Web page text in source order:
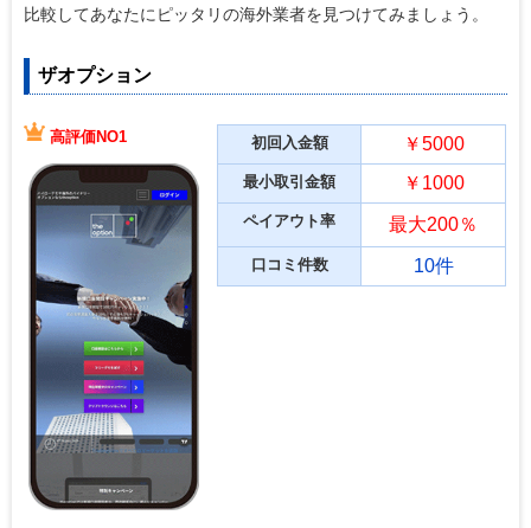
比較してあなたにピッタリの海外業者を見つけてみましょう。
ザオプション
高評価NO1 初回入金額 ￥5000
最小取引金額 ￥1000
ペイアウト率 最大200％
口コミ件数 10件